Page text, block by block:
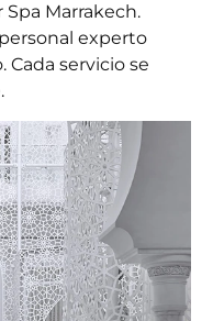
Spa Marrakech.
experto
servicio se